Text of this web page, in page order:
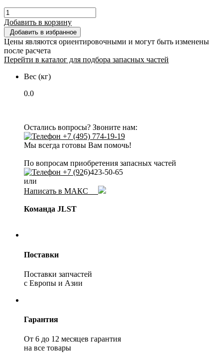
Добавить в корзину
Добавить в избранное
Цены являются ориентировочными и могут быть изменены
после расчета
Перейти в каталог для подбора запасных частей
Вес (кг)
0.0
Остались вопросы? Звоните нам:
+7 (495) 774-19-19
Мы всегда готовы Вам помочь!
По вопросам приобретения запасных частей
+7 (926)423-50-65
или
Написать в МАКС
Команда JLST
Поставки
Поставки запчастей
с Европы и Азии
Гарантия
От 6 до 12 месяцев гарантия
на все товары